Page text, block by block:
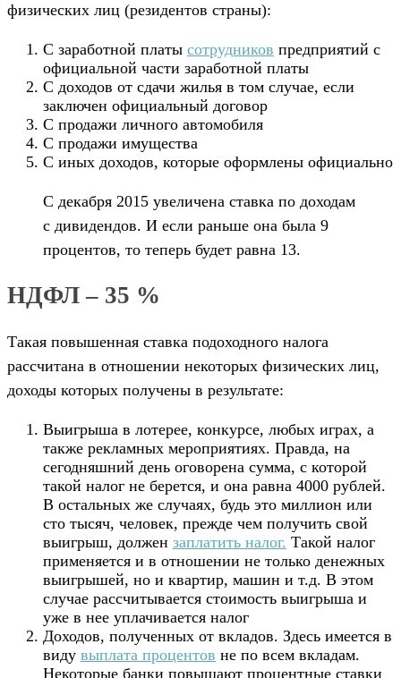
физических лиц (резидентов страны):
С заработной платы сотрудников предприятий с
официальной части заработной платы
С доходов от сдачи жилья в том случае, если
заключен официальный договор
С продажи личного автомобиля
С продажи имущества
С иных доходов, которые оформлены официально
С декабря 2015 увеличена ставка по доходам
с дивидендов. И если раньше она была 9
процентов, то теперь будет равна 13.
НДФЛ – 35 %
Такая повышенная ставка подоходного налога
рассчитана в отношении некоторых физических лиц,
доходы которых получены в результате:
Выигрыша в лотерее, конкурсе, любых играх, а
также рекламных мероприятиях. Правда, на
сегодняшний день оговорена сумма, с которой
такой налог не берется, и она равна 4000 рублей.
В остальных же случаях, будь это миллион или
сто тысяч, человек, прежде чем получить свой
выигрыш, должен заплатить налог. Такой налог
применяется и в отношении не только денежных
выигрышей, но и квартир, машин и т.д. В этом
случае рассчитывается стоимость выигрыша и
уже в нее уплачивается налог
Доходов, полученных от вкладов. Здесь имеется в
виду выплата процентов не по всем вкладам.
Некоторые банки повышают процентные ставки